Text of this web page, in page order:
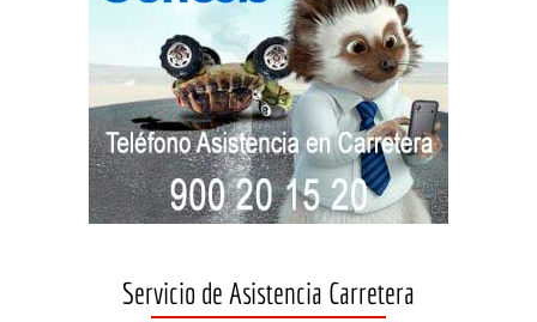
Servicio de Asistencia Carretera